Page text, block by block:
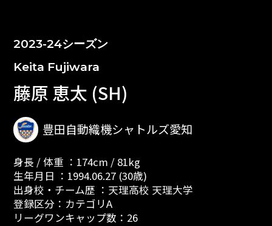
2023-24シーズン
Keita Fujiwara
藤原 恵太 (SH)
豊田自動織機シャトルズ愛知
身長 / 体重 ：174cm / 81kg
生年月日 ：1994.06.27 (30歳)
出身校・チーム歴 ：天理高校 天理大学
登録区分：カテゴリA
リーグワンキャップ数：26